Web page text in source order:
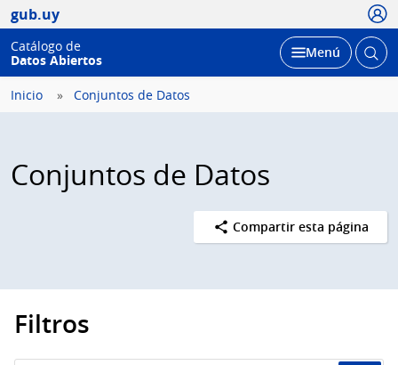
gub.uy
Catálogo de
Datos Abiertos
Desplegar
Menú Abrir
Inicio Conjuntos de Datos
Conjuntos de Datos
Compartir esta página
Filtros